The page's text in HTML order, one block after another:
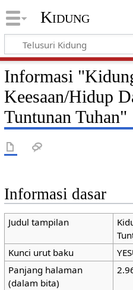
Kidung
Informasi
Keesaan/Hidup
Tuntunan Tuhan"
Informasi dasar
Judul tampilan
Kunci urut baku
Panjang halaman
(dalam bita)